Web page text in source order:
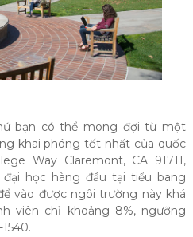
bạn có thể mong đợi từ một
khai phóng tốt nhất của quốc
Way Claremont, CA 91711,
học hàng đầu tại tiểu bang
vào được ngôi trường này khá
viên chỉ khoảng 8%, ngưỡng